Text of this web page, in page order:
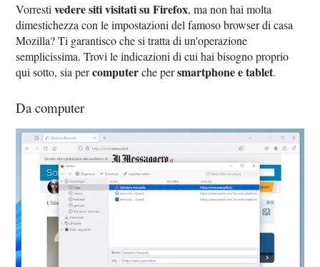
Vorrestivedere siti visitati su Firefox, ma non hai molta
dimestichezza con le impostazioni del famoso browser di casa
Mozilla? Ti garantisco che si tratta di un'operazione
semplicissima. Trovi le indicazioni di cui hai bisogno proprio
qui sotto, sia percomputerche persmartphone e tablet.
Da computer